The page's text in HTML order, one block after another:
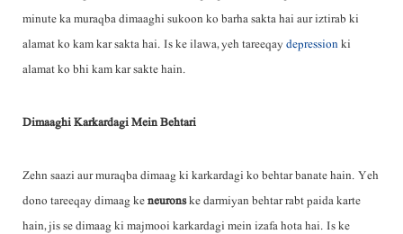
minute ka muraqba dimaaghi sukoon ko barha sakta hai aur iztirab ki
alamat ko kam kar sakta hai. Is ke ilawa, yeh tareeqaydepressionki
alamat ko bhi kam kar sakte hain.
Dimaaghi Karkardagi Mein Behtari
Zehn saazi aur muraqba dimaag ki karkardagi ko behtar banate hain. Yeh
dono tareeqay dimaag keneuronske darmiyan behtar rabt paida karte
hain, jis se dimaag ki majmooi karkardagi mein izafa hota hai. Is ke